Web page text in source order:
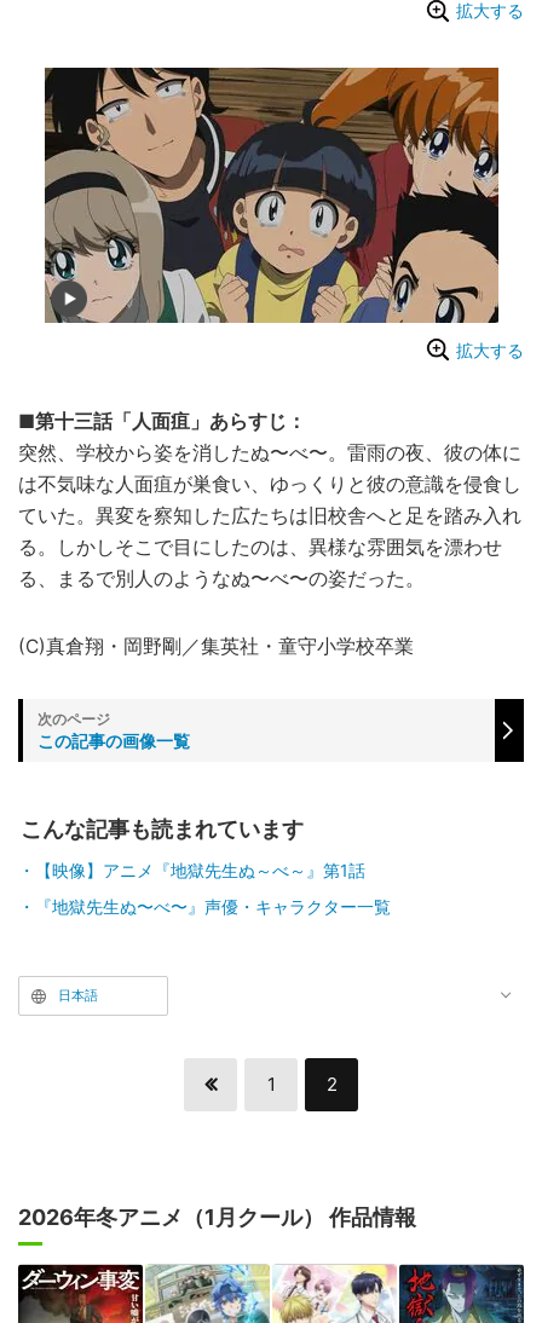
拡大する
拡大する
■第十三話「人面疽」あらすじ：
突然、学校から姿を消したぬ〜べ〜。雷雨の夜、彼の体に
は不気味な人面疽が巣食い、ゆっくりと彼の意識を侵食し
ていた。異変を察知した広たちは旧校舎へと足を踏み入れ
る。しかしそこで目にしたのは、異様な雰囲気を漂わせ
る、まるで別人のようなぬ〜べ〜の姿だった。
(C)真倉翔・岡野剛／集英社・童守小学校卒業
この記事の画像一覧
こんな記事も読まれています
【映像】アニメ『地獄先生ぬ～べ～』第1話
『地獄先生ぬ〜べ〜』声優・キャラクター一覧
日本語
1 2
2026年冬アニメ（1月クール） 作品情報